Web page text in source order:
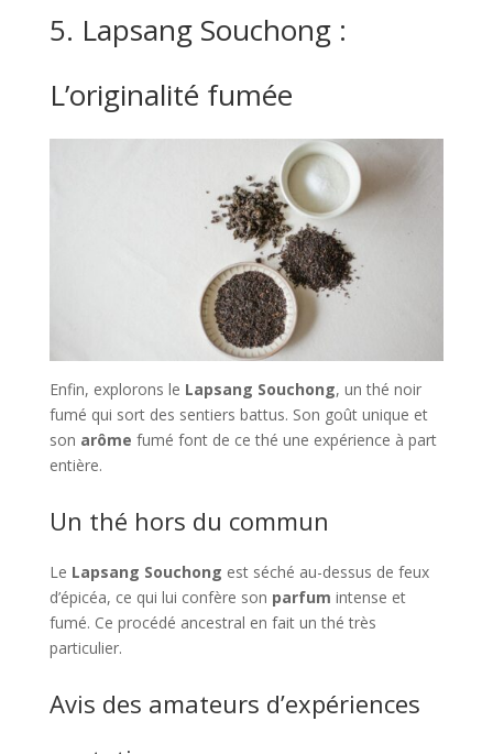
5. Lapsang Souchong :
L’originalité fumée
Enfin, explorons le Lapsang Souchong, un thé noir
fumé qui sort des sentiers battus. Son goût unique et
son arôme fumé font de ce thé une expérience à part
entière.
Un thé hors du commun
Le Lapsang Souchong est séché au-dessus de feux
d’épicéa, ce qui lui confère son parfum intense et
fumé. Ce procédé ancestral en fait un thé très
particulier.
Avis des amateurs d’expériences